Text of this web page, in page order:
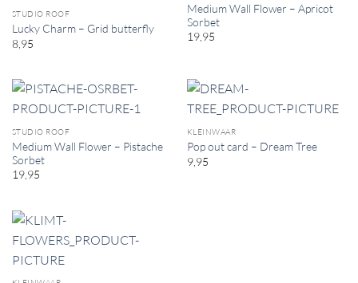
STUDIO ROOF
Lucky Charm – Grid butterfly
8,95
Medium Wall Flower – Apricot
Sorbet
19,95
STUDIO ROOF
Medium Wall Flower – Pistache
Sorbet
19,95
KLEINWAAR
Pop out card – Dream Tree
9,95